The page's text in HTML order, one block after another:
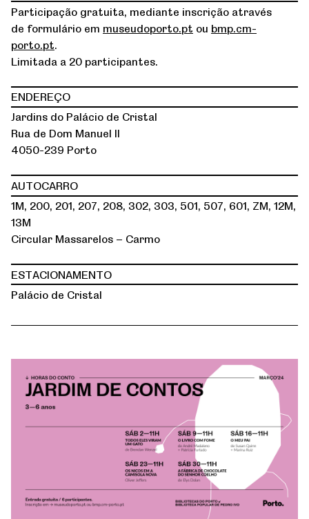
Participação gratuita, mediante inscrição através
de formulário em museudoporto.pt ou bmp.cm-
porto.pt.
Limitada a 20 participantes.
ENDEREÇO
Jardins do Palácio de Cristal
Rua de Dom Manuel II
4050-239 Porto
AUTOCARRO
1M, 200, 201, 207, 208, 302, 303, 501, 507, 601, ZM, 12M,
13M
Circular Massarelos – Carmo
ESTACIONAMENTO
Palácio de Cristal